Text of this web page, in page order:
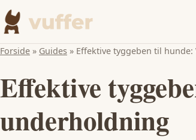
Forside » Guides » Effektive tyggeben til
Effektive
underholdning